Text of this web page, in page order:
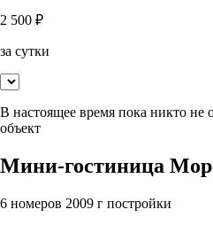
2 500 ₽
за сутки
В настоящее время пока никто не
объект
Мини-гостиница
6 номеров 2009 г постройки